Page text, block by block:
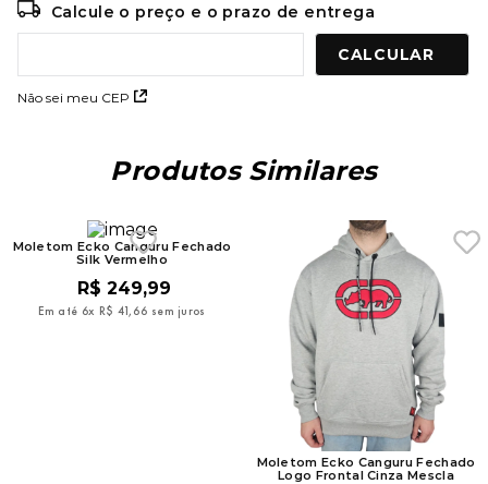
Calcule o preço e o prazo de entrega
Não sei meu CEP
Produtos Similares
Moletom Ecko Canguru Fechado
Silk Vermelho
R$ 249,99
Em até 6x R$ 41, 66 sem juros
Moletom Ecko Canguru Fechado
Logo Frontal Cinza Mescla